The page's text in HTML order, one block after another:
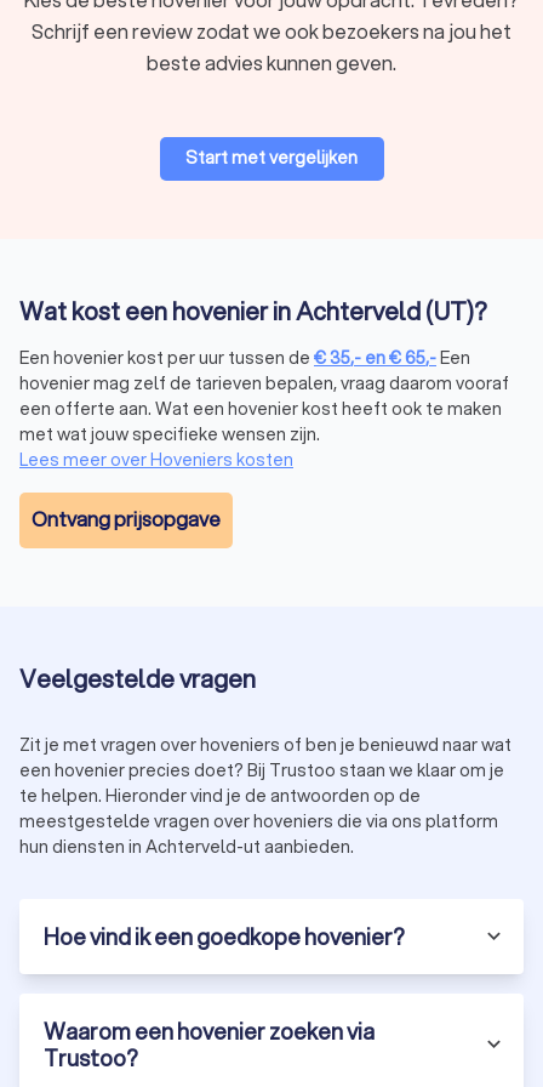
Wat kost een hovenier in Achterveld (UT)?
kosten van een hovenierin Achterveld (UT) hangen af van
grotere projecten, zoals tuinaanleg of renovatie, worden vaak
vaste prijzen per vierkante meter berekend. Hier zijn enkele
gemiddeld tussen € 50 tot € 100 per m2, afhankelijk van
Tuinonderhoud:voor regulier onderhoud betaal je vaak
een uurtarief tussen € 35,- tot € 65,-, afhankelijk van de
ervaring van de hovenier.
Wil je besparen op de kosten? Vraag dan meerdere offertes
aan via Trustoo. Zo vergelijk je eenvoudig prijzen en maak je
de beste keuze.
het belangrijk om rekening te houden met een aantal
factoren:Ervaring:
kies een hovenier met ervaring in het soort
onderhoud of renovatie.
Beoordelingen:lees recensies van andere klanten om
een indruk te krijgen van de kwaliteit van het werk.
Certificeringen:controleer of de hovenier gecertificeerd
is, bijvoorbeeld via een brancheorganisatie zoals
te krijgen van de kosten en mogelijkheden.
Ontdek de beste hoveniers in Achterveld
(UT) via Trustoo
Bij Trustoo hebben we een selectie gemaakt van de meest
Schrijf een review zodat we ook bezoekers na jou het
beste advies kunnen geven.
Start met vergelijken
Wat kost een hovenier in Achterveld (UT)?
Een hovenier kost per uur tussen de €35,- en€65,-Een
hovenier mag zelf de tarieven bepalen, vraag daarom vooraf
een offerte aan. Wat een hovenier kost heeft ook te maken
met wat jouw specifieke wensen zijn.
Lees meer over Hoveniers kosten
Ontvang prijsopgave
Veelgestelde vragen
Zit je met vragen over hoveniers of ben je benieuwd naar wat
een hovenier precies doet? Bij Trustoo staan we klaar om je
te helpen. Hieronder vind je de antwoorden op de
meestgestelde vragen over hoveniers die via ons platform
hun diensten in Achterveld-ut aanbieden.
Hoe vind ik een goedkope hovenier?
Waarom een hovenier zoeken via
Trustoo?